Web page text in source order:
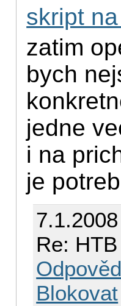
skript
zatim
bych
jedne
i na
je
Re:
Blokovat